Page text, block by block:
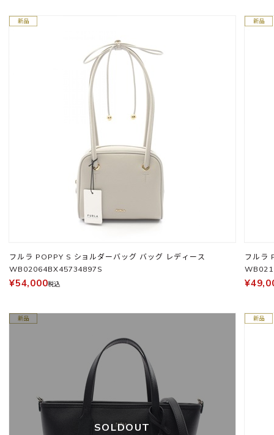
フルラ POPPY S ショルダーバッグ バッグ レディース
WB02064BX45734897S
¥54,000税込
フルラ
SOLDOUT